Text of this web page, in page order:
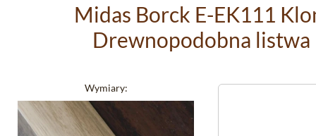
Midas Borck E-EK111
Drewnopodobna listwa
Wymiary: